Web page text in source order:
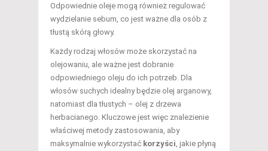
Odpowiednie oleje mogą również regulować
wydzielanie sebum, co jest ważne dla osób z
tłustą skórą głowy.
Każdy rodzaj włosów może skorzystać na
olejowaniu, ale ważne jest dobranie
odpowiedniego oleju do ich potrzeb. Dla
włosów suchych idealny będzie olej arganowy,
natomiast dla tłustych – olej z drzewa
herbacianego. Kluczowe jest więc znalezienie
właściwej metody zastosowania, aby
maksymalnie wykorzystać korzyści , jakie płyną